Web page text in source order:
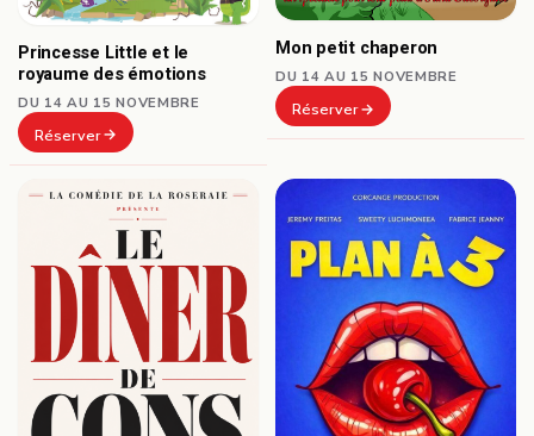
Princesse Little et le
royaume des émotions
DU 14 AU 15 NOVEMBRE
Réserver
Mon petit chaperon
DU 14 AU 15 NOVEMBRE
Réserver